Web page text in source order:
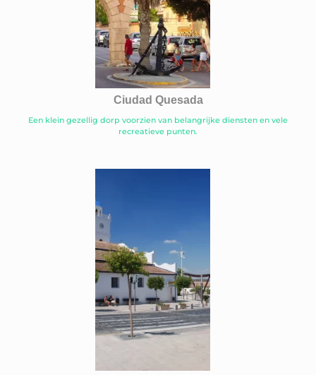
Ciudad Quesada
Een klein gezellig dorp voorzien van belangrijke diensten en vele
recreatieve punten.